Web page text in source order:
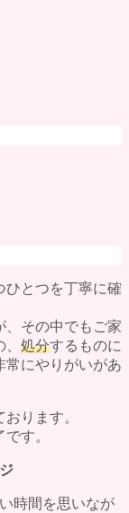
ひとつを丁寧に確
、その中でもご家
処分するものに
常にやりがいがあ
ります。
す。
時間を思いなが